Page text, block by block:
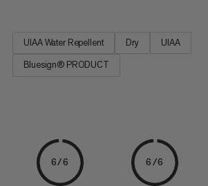
UIAA Water Repellent Dry
UIAA
Bluesign® PRODUCT
6/6 6/6